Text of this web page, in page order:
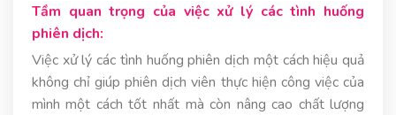
Tầm quan trọng của việc xử lý các tình huống
phiên dịch:
Việc xử lý các tình huống phiên dịch một cách hiệu quả
không chỉ giúp phiên dịch viên thực hiện công việc của
mình một cách tốt nhất mà còn nâng cao chất lượng